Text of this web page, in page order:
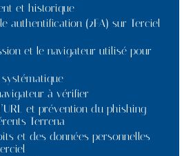
et historique
authentification (2FA) sur Terciel
et le navigateur utilisé pour
à vérifier
et prévention du phishing
Terrena
et des données personnelles